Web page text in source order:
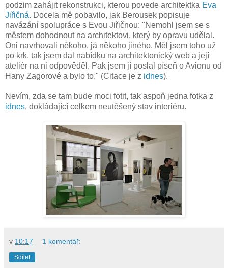
podzim zahájit rekonstrukci, kterou povede architektka Eva
Jiřičná. Docela mě pobavilo, jak Berousek popisuje
navázání spolupráce s Evou Jiřičnou: "Nemohl jsem se s
městem dohodnout na architektovi, který by opravu udělal.
Oni navrhovali někoho, já někoho jiného. Měl jsem toho už
po krk, tak jsem dal nabídku na architektonický web a její
ateliér na ni odpověděl. Pak jsem jí poslal píseň o Avionu od
Hany Zagorové a bylo to." (Citace je z idnes).
Nevím, zda se tam bude moci fotit, tak aspoň jedna fotka z
idnes, dokládající celkem neutěšený stav interiéru.
v 10:17 1 komentář:
Sdílet